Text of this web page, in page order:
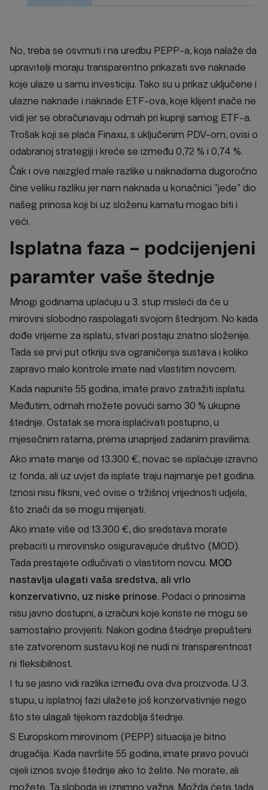
No, treba se osvrnuti i na uredbu PEPP-a, koja nalaže da
upravitelji moraju transparentno prikazati sve naknade
koje ulaze u samu investiciju. Tako su u prikaz uključene i
ulazne naknade i naknade ETF-ova, koje klijent inače ne
vidi jer se obračunavaju odmah pri kupnji samog ETF-a.
Trošak koji se plaća Finaxu, s uključenim PDV-om, ovisi o
odabranoj strategiji i kreće se između 0,72 % i 0,74 %.
Čak i ove naizgled male razlike u naknadama dugoročno
čine veliku razliku jer nam naknada u konačnici ”jede” dio
našeg prinosa koji bi uz složenu kamatu mogao biti i
veći.
Isplatna faza – podcijenjeni
paramter vaše štednje
Mnogi godinama uplaćuju u 3. stup misleći da će u
mirovini slobodno raspolagati svojom štednjom. No kada
dođe vrijeme za isplatu, stvari postaju znatno složenije.
Tada se prvi put otkriju sva ograničenja sustava i koliko
zapravo malo kontrole imate nad vlastitim novcem.
Kada napunite 55 godina, imate pravo zatražiti isplatu.
Međutim, odmah možete povući samo 30 % ukupne
štednje. Ostatak se mora isplaćivati postupno, u
mjesečnim ratama, prema unaprijed zadanim pravilima.
Ako imate manje od 13.300 €, novac se isplaćuje izravno
iz fonda, ali uz uvjet da isplate traju najmanje pet godina.
Iznosi nisu fiksni, već ovise o tržišnoj vrijednosti udjela,
što znači da se mogu mijenjati.
Ako imate više od 13.300 €, dio sredstava morate
prebaciti u mirovinsko osiguravajuće društvo (MOD).
Tada prestajete odlučivati o vlastitom novcu. MOD
nastavlja ulagati vaša sredstva, ali vrlo
konzervativno, uz niske prinose. Podaci o prinosima
nisu javno dostupni, a izračuni koje koriste ne mogu se
samostalno provjeriti. Nakon godina štednje prepušteni
ste zatvorenom sustavu koji ne nudi ni transparentnost
ni fleksibilnost.
I tu se jasno vidi razlika između ova dva proizvoda. U 3.
stupu, u isplatnoj fazi ulažete još konzervativnije nego
što ste ulagali tijekom razdoblja štednje.
S Europskom mirovinom (PEPP) situacija je bitno
drugačija. Kada navršite 55 godina, imate pravo povući
cijeli iznos svoje štednje ako to želite. Ne morate, ali
možete. Ta sloboda je iznimno važna. Možda ćete tada